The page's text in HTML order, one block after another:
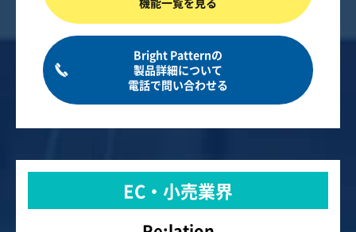
Bright Patternの
製品詳細について
電話で問い合わせる
EC・小売業界